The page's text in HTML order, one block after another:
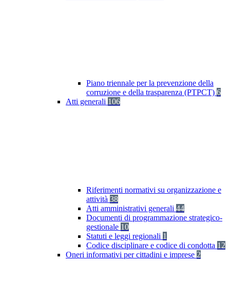
Piano triennale per la prevenzione della
corruzione e della trasparenza (PTPCT) 6
Atti generali 106
Riferimenti normativi su organizzazione e
attività 38
Atti amministrativi generali 44
Documenti di programmazione strategico-
gestionale 10
Statuti e leggi regionali 1
Codice disciplinare e codice di condotta 12
Oneri informativi per cittadini e imprese 2